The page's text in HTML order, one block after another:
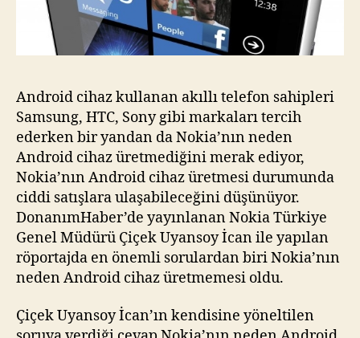
Android cihaz kullanan akıllı telefon sahipleri
Samsung, HTC, Sony gibi markaları tercih
ederken bir yandan da Nokia’nın neden
Android cihaz üretmediğini merak ediyor,
Nokia’nın Android cihaz üretmesi durumunda
ciddi satışlara ulaşabileceğini düşünüyor.
DonanımHaber’de yayınlanan Nokia Türkiye
Genel Müdürü Çiçek Uyansoy İcan ile yapılan
röportajda en önemli sorulardan biri Nokia’nın
neden Android cihaz üretmemesi oldu.
Çiçek Uyansoy İcan’ın kendisine yöneltilen